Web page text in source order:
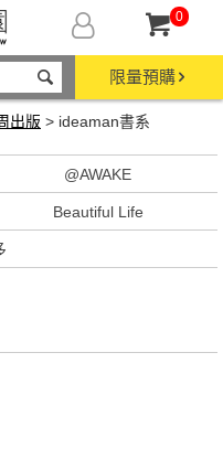
0
限量預購
出版 > ideaman書系
@AWAKE
Beautiful Life